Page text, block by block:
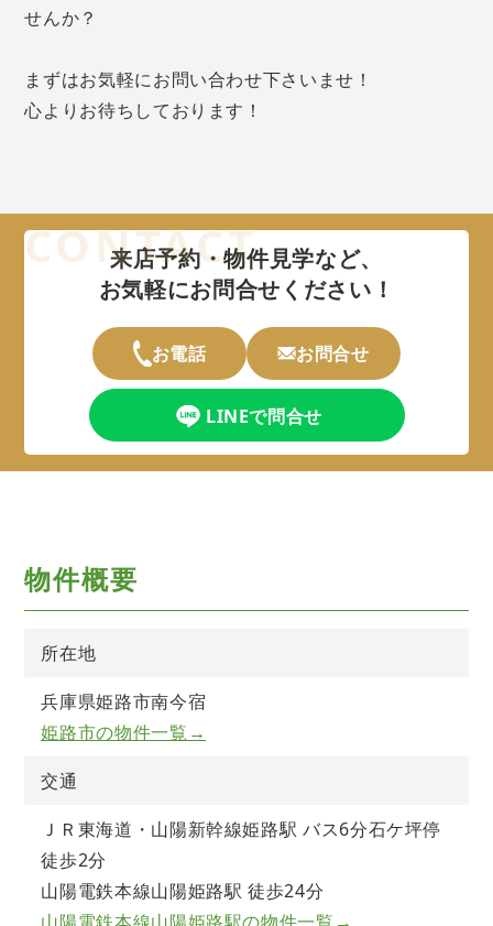
せんか？
まずはお気軽にお問い合わせ下さいませ！
心よりお待ちしております！
来店予約・物件見学など、
お気軽にお問合せください！
お電話 お問合せ
LINEで問合せ
物件概要
所在地
兵庫県姫路市南今宿
姫路市の物件一覧→
交通
ＪＲ東海道・山陽新幹線姫路駅 バス6分石ケ坪停
徒歩2分
山陽電鉄本線山陽姫路駅 徒歩24分